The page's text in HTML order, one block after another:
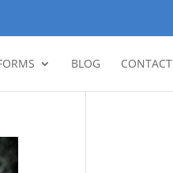
BLOG CONTACT